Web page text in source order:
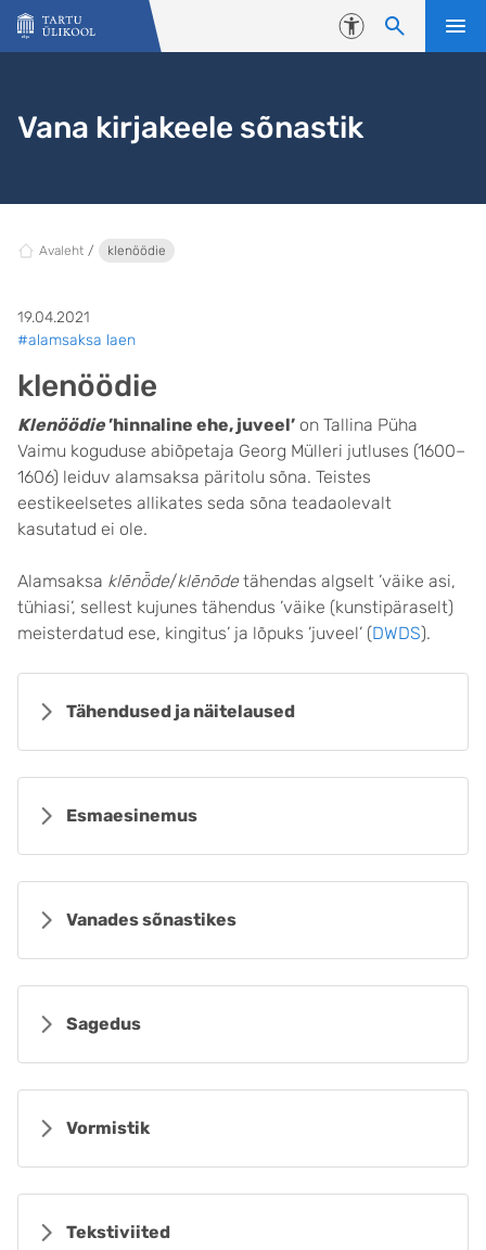
Liigu edasi põhisisu juurde
Juurdepääsetavus
Vana kirjakeele sõnastik
Avaleht klenöödie
19.04.2021
#alamsaksa laen
klenöödie
Klenöödie’hinnaline ehe, juveel’ on Tallina Püha
Vaimu koguduse abiõpetaja Georg Mülleri jutluses (1600–
1606) leiduv alamsaksa päritolu sõna. Teistes
eestikeelsetes allikates seda sõna teadaolevalt
kasutatud ei ole.
Alamsaksa klēnȫde/klēnōdetähendas algselt ’väike asi,
tühiasi’, sellest kujunes tähendus ’väike (kunstipäraselt)
meisterdatud ese, kingitus’ ja lõpuks ’juveel’ (DWDS).
Tähendused ja näitelaused
Esmaesinemus
Vanades sõnastikes
Sagedus
Vormistik
Tekstiviited